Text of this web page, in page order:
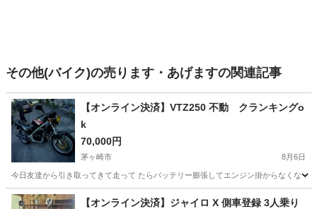
その他(バイク)の売ります・あげますの関連記事
【オンライン決済】VTZ250 不動 クランキングo
k
70,000円
茅ヶ崎市 8月6日
今日友達から引き取ってきて走って たらバッテリー膨張してエンジン掛からなくな
神奈川 茅ヶ崎市 その他
【オンライン決済】ジャイロ X 側車登録 3人乗り